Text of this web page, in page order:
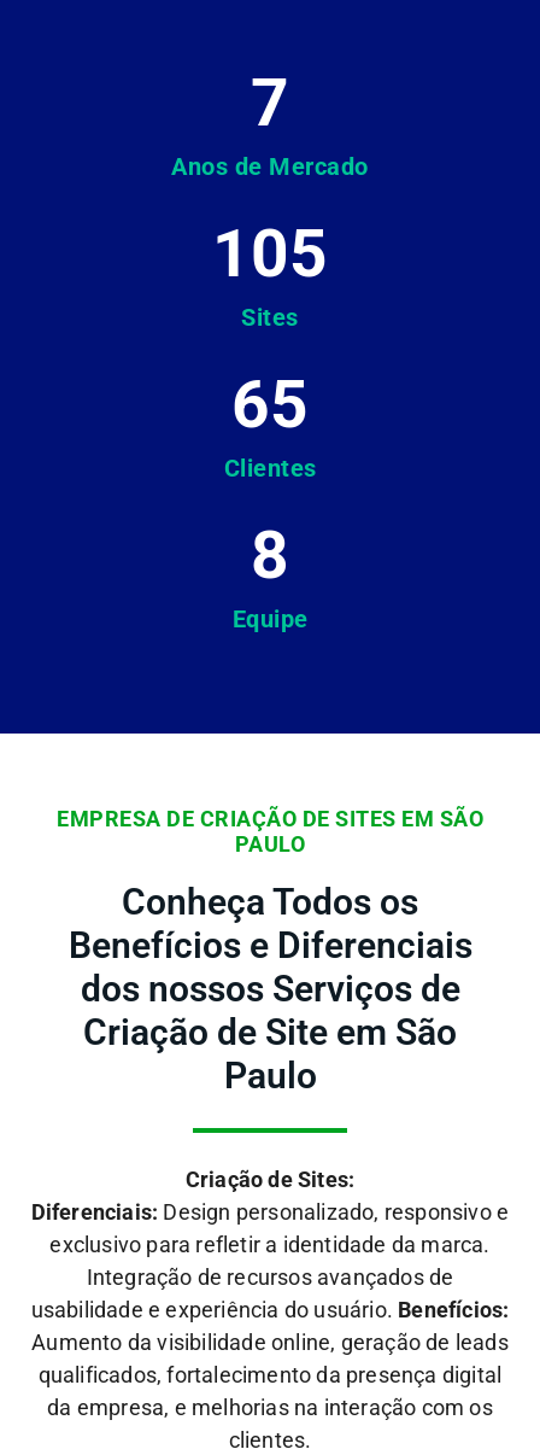
Anos de Mercado
7
Sites
105
Clientes
65
Equipe
8
EMPRESA DE CRIAÇÃO DE SITES EM SÃO
PAULO
Conheça Todos os
Benefícios e Diferenciais
dos nossos Serviços de
Criação de Site em São
Paulo
Criação de Sites:
Diferenciais: Design personalizado, responsivo e
exclusivo para refletir a identidade da marca.
Integração de recursos avançados de
usabilidade e experiência do usuário. Benefícios:
Aumento da visibilidade online, geração de leads
qualificados, fortalecimento da presença digital
da empresa, e melhorias na interação com os
clientes.